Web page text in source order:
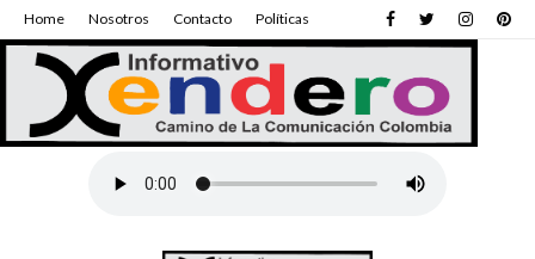
Home Nosotros Contacto Políticas